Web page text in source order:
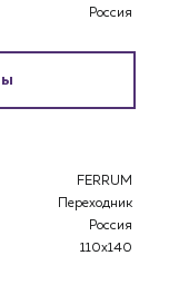
Россия
FERRUM
Переходник
Россия
110x140